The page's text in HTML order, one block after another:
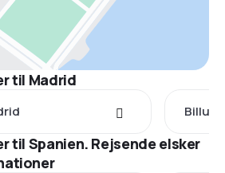
til Madrid
til Spanien. Rejsende elsker